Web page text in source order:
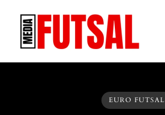
content
EURO FUTSAL